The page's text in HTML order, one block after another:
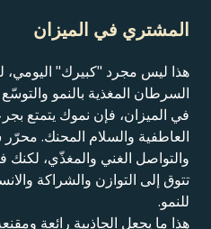
المشتري في الميزان
هذا ليس مجرد "كبيرك"
السرطان المغذية بالنمو
في الميزان، فإن نموك يتمتع
العاطفية والسلام المحنك.
والتواصل الغني والمغذّي،
تتوق إلى التوازن والشراكة
للنمو.
هذا ما يجعل الجاذبية رائعة